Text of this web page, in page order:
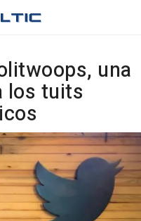
una
los tuits